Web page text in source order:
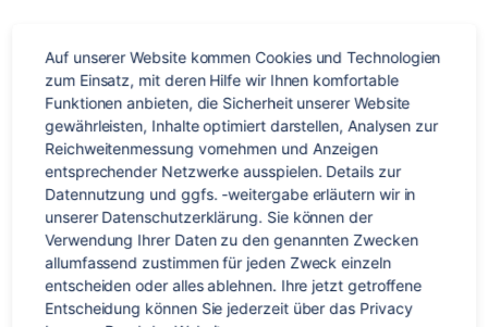
Wo kann man eine neue Sprache am besten lernen oder
eine bereits gelernte Sprache vertiefen? – Ganz einfach: bei
einer Sprachreise in dem jeweiligen Land. Wenn du schon
immer mal Spanisch sprechen oder dein bereits
vorhandenes Vokabular auffrischen wolltest, dann sind
unsere Sprachreisen nach Spanien oder Lateinamerika
goldrichtig für dich. Vor zwei Wochen war Mirjana, […]
Schlagwörter
Interview,lateinamerika,Sprachferien ,Sprachreise,Sprachschule
Tipps
Auf unserer Website kommen Cookies und Technologien
zum Einsatz, mit deren Hilfe wir Ihnen komfortable
Funktionen anbieten, die Sicherheit unserer Website
gewährleisten, Inhalte optimiert darstellen, Analysen zur
Reichweitenmessung vornehmen und Anzeigen
entsprechender Netzwerke ausspielen. Details zur
Datennutzung und ggfs. -weitergabe erläutern wir in
unserer Datenschutzerklärung. Sie können der
Verwendung Ihrer Daten zu den genannten Zwecken
allumfassend zustimmen für jeden Zweck einzeln
entscheiden oder alles ablehnen. Ihre jetzt getroffene
Entscheidung können Sie jederzeit über das Privacy